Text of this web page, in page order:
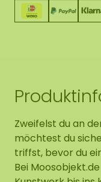
Zweifelst du an
möchtest du
triffst, bevor du
Bei